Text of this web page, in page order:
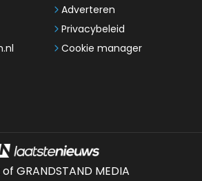
Adverteren
Privacybeleid
Cookie manager
GRANDSTAND MEDIA